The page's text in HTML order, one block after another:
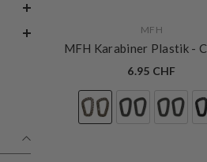
MFH
MFH Karabiner Plastik -
6.95 CHF